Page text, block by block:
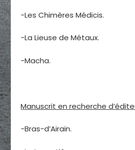
-Les Chimères Médicis.
-La Lieuse de Métaux.
-Macha.
Manuscrit en recherche
-Bras-d’Airain.